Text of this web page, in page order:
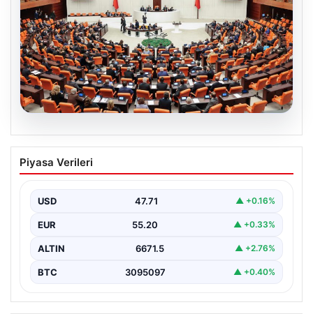
Önce tasfiye sonra suçlara erteleme. 10
maddede süreç yasası. Ne zaman
Piyasa Verileri
USD 47.71 ▲ +0.16%
EUR 55.20 ▲ +0.33%
ALTIN 6671.5 ▲ +2.76%
BTC 3095097 ▲ +0.40%